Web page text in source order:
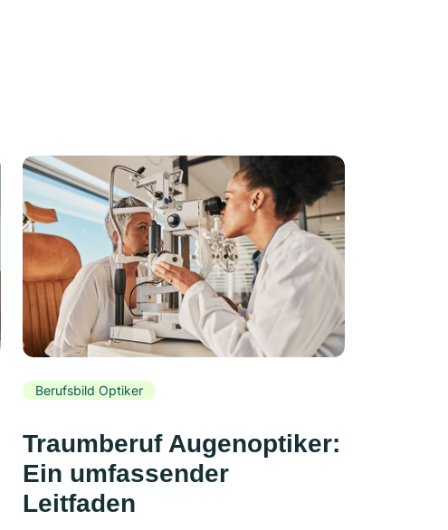
Berufsbild Optiker
Traumberuf Augenoptiker:
Ein umfassender
Leitfaden